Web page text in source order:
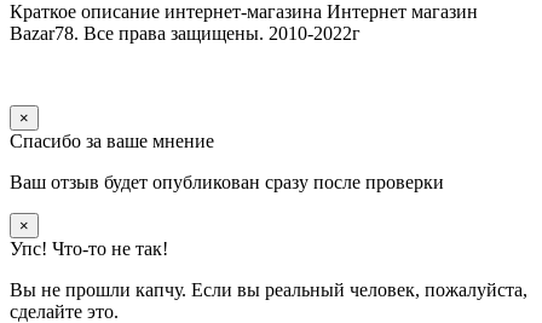
Краткое описание интернет-магазина Интернет магазин
Bazar78. Все права защищены. 2010-2022г
×
Спасибо за ваше мнение
Ваш отзыв будет опубликован сразу после проверки
×
Упс! Что-то не так!
Вы не прошли капчу. Если вы реальный человек, пожалуйста,
сделайте это.